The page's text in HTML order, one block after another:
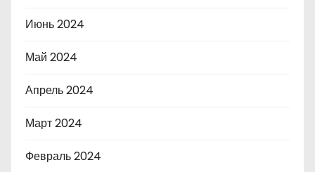
Июнь 2024
Май 2024
Апрель 2024
Март 2024
Февраль 2024